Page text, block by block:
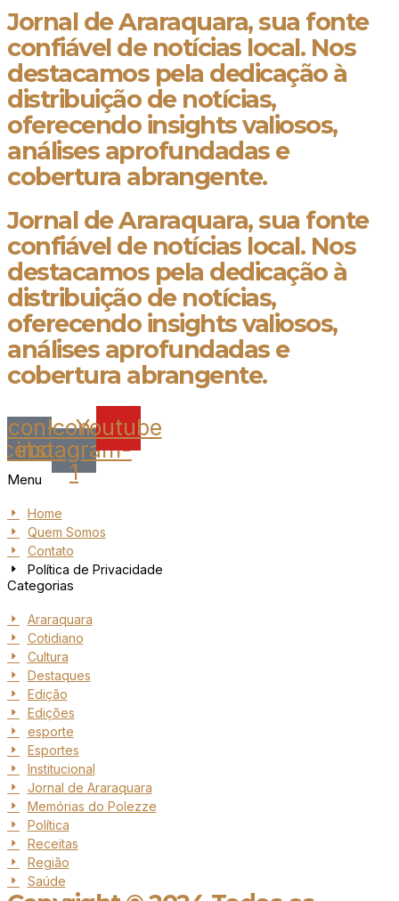
Jornal de Araraquara, sua fonte
confiável de notícias local. Nos
destacamos pela dedicação à
distribuição de notícias,
oferecendo insights valiosos,
análises aprofundadas e
cobertura abrangente.
Jornal de Araraquara, sua fonte
confiável de notícias local. Nos
destacamos pela dedicação à
distribuição de notícias,
oferecendo insights valiosos,
análises aprofundadas e
cobertura abrangente.
Icon-Icon-
instagram-
1
Youtube
Menu
Home
Quem Somos
Contato
Política de Privacidade
Categorias
Araraquara
Cotidiano
Cultura
Destaques
Edição
Edições
esporte
Esportes
Institucional
Jornal de Araraquara
Memórias do Polezze
Política
Receitas
Região
Saúde